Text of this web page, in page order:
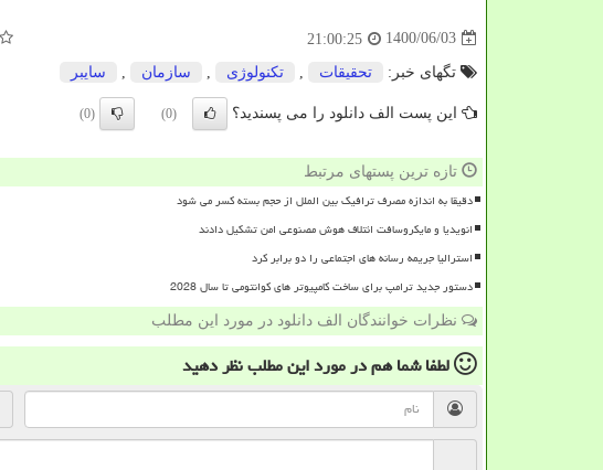
1400/06/03
21:00:25
تگهای خبر: تحقیقات تكنولوژی سازمان سایبر
این پست الف دانلود را می پسندید؟ (0)
(0)
تازه ترین پستهای مرتبط
دقیقا به اندازه مصرف ترافیک بین الملل از حجم بسته کسر می شود
انویدیا و مایکروسافت ائتلاف هوش مصنوعی امن تشکیل دادند
استرالیا جریمه رسانه های اجتماعی را دو برابر کرد
دستور جدید ترامپ برای ساخت کامپیوتر های کوانتومی تا سال 2028
نظرات خوانندگان الف دانلود در مورد این مطلب
لطفا شما همدر مورد این مطلبنظر دهید